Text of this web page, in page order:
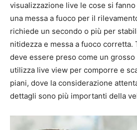
visualizzazione live le cose si
una messa a fuoco per il
richiede un secondo o più per
nitidezza e messa a fuoco corretta.
deve essere preso come un
utilizza live view per comporre e
piani, dove la considerazione
dettagli sono più importanti della